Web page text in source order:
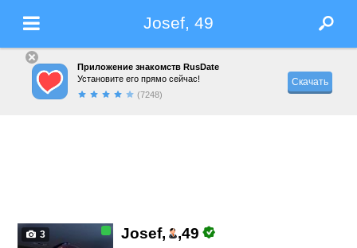
Josef, 49
Приложение знакомств RusDate
Установите его прямо сейчас!
(7248)
Скачать
3 Josef, ,49